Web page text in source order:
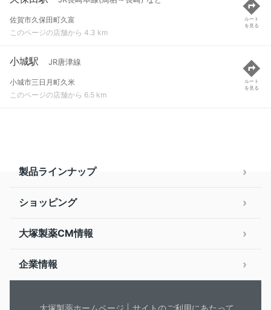
佐賀市久保田町久富
このページの店舗から 4.3 km
ルート
を見る
小城駅 JR唐津線
小城市三日月町久米
このページの店舗から 6.5 km
ルート
を見る
製品ラインナップ
ショッピング
大塚製薬CM情報
企業情報